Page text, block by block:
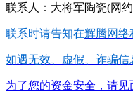
联系人：大将军陶瓷(网
联系时请告知在辉腾网络
如遇无效、虚假、诈骗信
为了您的资金安全，请